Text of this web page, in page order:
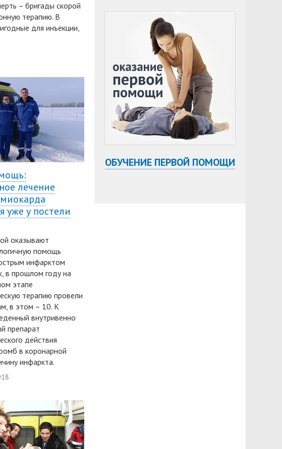
– бригады скорой
терапию. В
для инъекции,
лечение
уже у постели
оказывают
помощь
инфарктом
в прошлом году на
этапе
терапию провели
в этом – 10. К
внутривенно
препарат
действия
в коронарной
инфаркта.
ОБУЧЕНИЕ ПЕРВОЙ ПОМОЩИ